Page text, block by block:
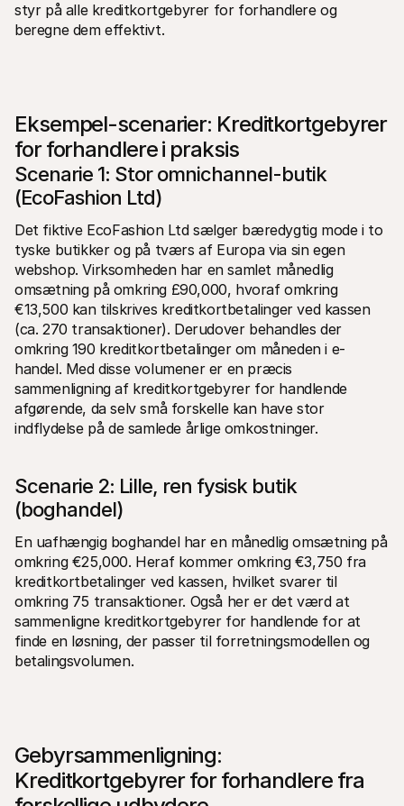
styr på alle kreditkortgebyrer for forhandlere og
beregne dem effektivt.
Eksempel-scenarier: Kreditkortgebyrer
for forhandlere i praksis
Scenarie 1: Stor omnichannel-butik
(EcoFashion Ltd)
Det fiktive EcoFashion Ltd sælger bæredygtig mode i to
tyske butikker og på tværs af Europa via sin egen
webshop. Virksomheden har en samlet månedlig
omsætning på omkring £90,000, hvoraf omkring
€13,500 kan tilskrives kreditkortbetalinger ved kassen
(ca. 270 transaktioner). Derudover behandles der
omkring 190 kreditkortbetalinger om måneden i e-
handel. Med disse volumener er en præcis
sammenligning af kreditkortgebyrer for handlende
afgørende, da selv små forskelle kan have stor
indflydelse på de samlede årlige omkostninger.
Scenarie 2: Lille, ren fysisk butik
(boghandel)
En uafhængig boghandel har en månedlig omsætning på
omkring €25,000. Heraf kommer omkring €3,750 fra
kreditkortbetalinger ved kassen, hvilket svarer til
omkring 75 transaktioner. Også her er det værd at
sammenligne kreditkortgebyrer for handlende for at
finde en løsning, der passer til forretningsmodellen og
betalingsvolumen.
Gebyrsammenligning:
Kreditkortgebyrer for forhandlere fra